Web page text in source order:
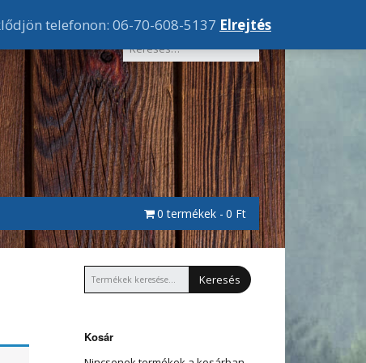
0 termékek 0 Ft
Keresés
Kosár
telefonon: 06-70-608-5137 Elrejtés